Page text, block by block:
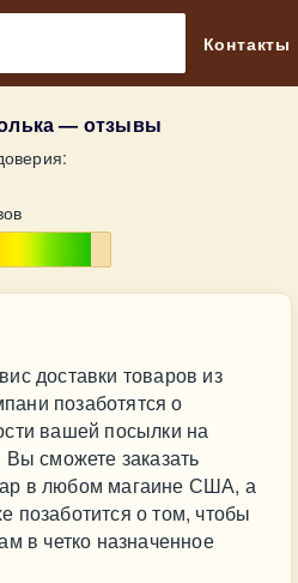
Контакты
— отзывы
доставки товаров из
позаботятся о
вашей посылки на
сможете заказать
в любом магаине США, а
позаботится о том, чтобы
в четко назначенное